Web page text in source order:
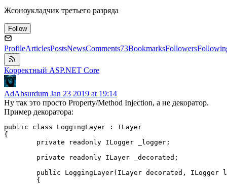
Жсоноукладчик третьего разряда
Follow
ProfileArticlesPostsNewsComments73BookmarksFollowers
Корректный ASP.NET Core
AdAbsurdum Jan 23 2019 at 19:14
Ну так это просто Property/Method Injection, а не декоратор.
Пример декоратора:
public class LoggingLayer : ILayer
{